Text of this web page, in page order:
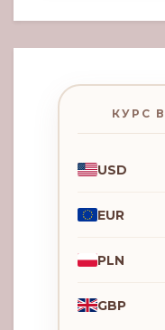
КУРС
USD
EUR
PLN
GBP